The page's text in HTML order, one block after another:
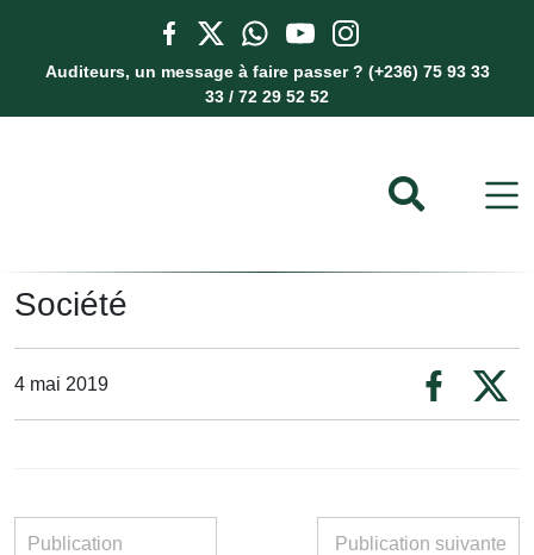
Auditeurs, un message à faire passer ? (+236) 75 93 33
33 / 72 29 52 52
Société
4 mai 2019
Publication
Publication suivante